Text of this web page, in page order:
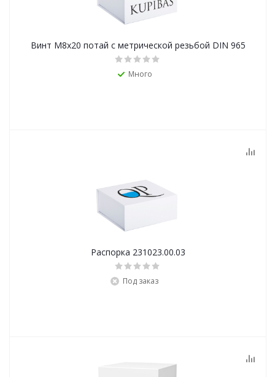
Винт М8х20 потай с метрической резьбой DIN 965
Много
Распорка 231023.00.03
Под заказ